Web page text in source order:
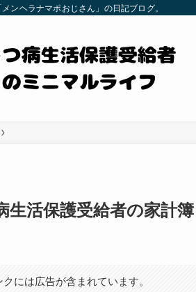
ンヘラナマポおじさん」の日記ブログ。
生活保護受給者の家計簿
には広告が含まれています。